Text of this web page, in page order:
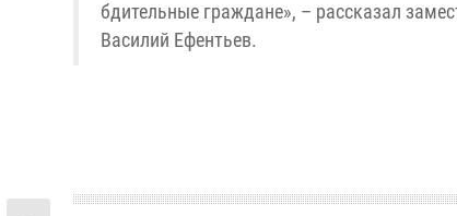
бдительные граждане», – рассказал
Василий Ефентьев.